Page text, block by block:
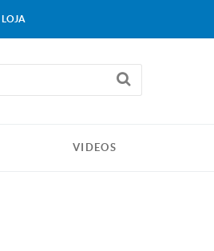
VIDEOS
LOJA